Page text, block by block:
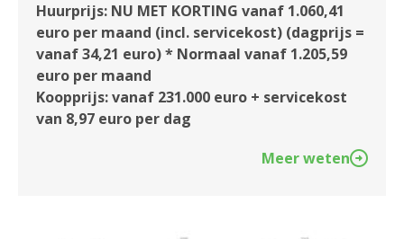
Huurprijs: NU MET KORTING vanaf 1.060,41
euro per maand (incl. servicekost) (dagprijs =
vanaf 34,21 euro) * Normaal vanaf 1.205,59
euro per maand
Koopprijs: vanaf 231.000 euro + servicekost
van 8,97 euro per dag
Meer weten